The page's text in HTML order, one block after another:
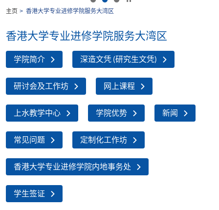
主页 香港大学专业进修学院服务大湾区
香港大学专业进修学院服务大湾区
学院简介 深造文凭 (研究生文凭)
研讨会及工作坊 网上课程
上水教学中心 学院优势 新闻
常见问题 定制化工作坊
香港大学专业进修学院内地事务处
学生签证